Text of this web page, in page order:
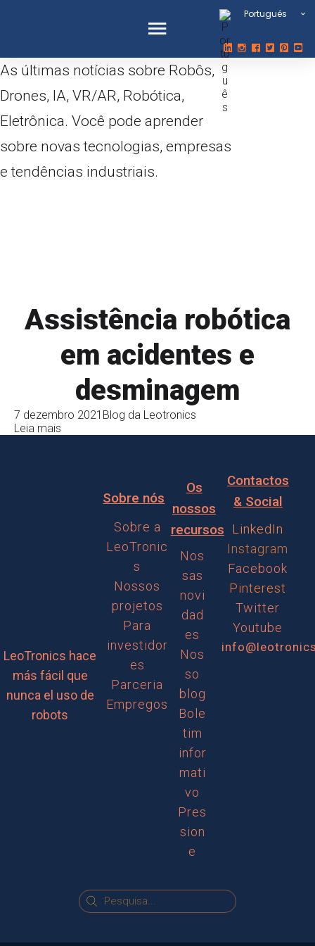
Português
As últimas notícias sobre Robôs,
Drones, IA, VR/AR, Robótica,
Eletrônica. Você pode aprender
sobre novas tecnologias, empresas
e tendências industriais.
Assistência robótica
em acidentes e
desminagem
7 dezembro 2021 Blog da Leotronics
Leia mais
LeoTronics hace
más fácil que
nunca el uso de
robots
Sobre nós
Sobre a
LeoTronic
s
Nossos
projetos
Para
investidor
es
Parceria
Empregos
Os
nossos
recursos
Nos
sas
novi
dad
es
Nos
so
blog
Bole
tim
infor
mati
vo
Pres
sion
e
Contactos
& Social
LinkedIn
Instagram
Facebook
Pinterest
Twitter
Youtube